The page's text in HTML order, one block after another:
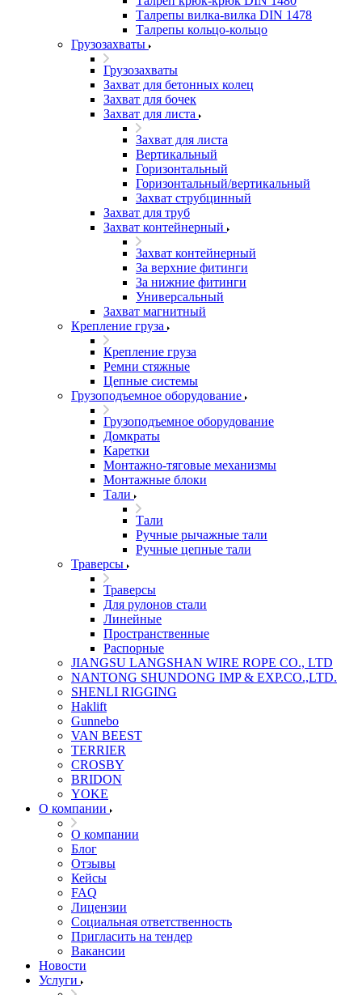
Талрепы вилка-вилка DIN 1478
Талрепы кольцо-кольцо
Грузозахваты
Грузозахваты
Захват для бетонных колец
Захват для бочек
Захват для листа
Захват для листа
Вертикальный
Горизонтальный
Горизонтальный/вертикальный
Захват струбцинный
Захват для труб
Захват контейнерный
Захват контейнерный
За верхние фитинги
За нижние фитинги
Универсальный
Захват магнитный
Крепление груза
Крепление груза
Ремни стяжные
Цепные системы
Грузоподъемное оборудование
Грузоподъемное оборудование
Домкраты
Каретки
Монтажно-тяговые механизмы
Монтажные блоки
Тали
Тали
Ручные рычажные тали
Ручные цепные тали
Траверсы
Траверсы
Для рулонов стали
Линейные
Пространственные
Распорные
JIANGSU LANGSHAN WIRE ROPE CO., LTD
NANTONG SHUNDONG IMP & EXP.CO.,LTD.
SHENLI RIGGING
Haklift
Gunnebo
VAN BEEST
TERRIER
CROSBY
BRIDON
YOKE
О компании
О компании
Блог
Отзывы
Кейсы
FAQ
Лицензии
Социальная ответственность
Пригласить на тендер
Вакансии
Новости
Услуги